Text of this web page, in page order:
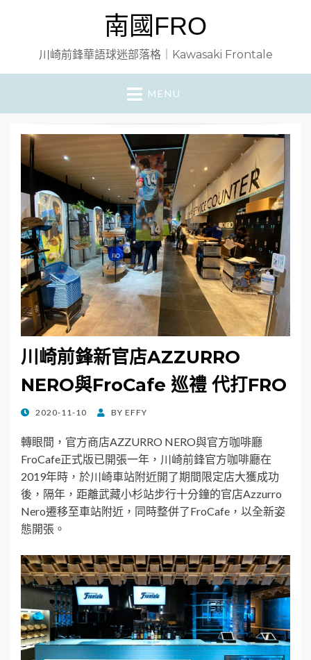
南國FRO
川崎前鋒華語球迷部落格｜Kawasaki Frontale
MENU
川崎前鋒新官店AZZURRO
NERO與FroCafe 巡禮 代打FRO
POSTED
2020-11-10 BY EFFY
轉眼間，官方商店AZZURRO NERO與官方咖啡廳
FroCafe正式版已開張一年，川崎前鋒官方咖啡廳在
2019年時，於川崎車站附近開了期間限定店大獲成功
後，隔年，距離武藏小杉站步行十分鐘的官店Azzurro
Nero遷移至車站附近，同時整併了FroCafe，以全新姿
態開張。